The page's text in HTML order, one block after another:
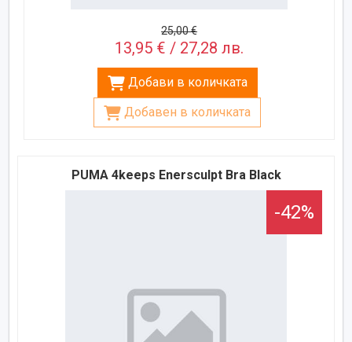
25,00 €
13,95 € / 27,28 лв.
Добави в количката
Добавен в количката
PUMA 4keeps Enersculpt Bra Black
-42%